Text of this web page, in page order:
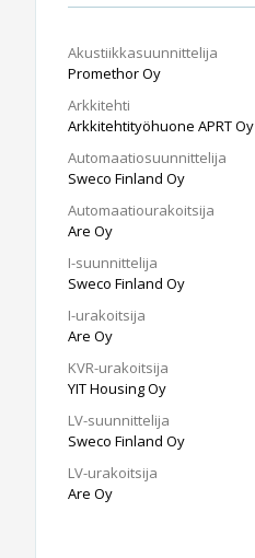
Akustiikkasuunnittelija
Promethor Oy
Arkkitehti
Arkkitehtityöhuone APRT Oy
Automaatiosuunnittelija
Sweco Finland Oy
Automaatiourakoitsija
Are Oy
I-suunnittelija
Sweco Finland Oy
I-urakoitsija
Are Oy
KVR-urakoitsija
YIT Housing Oy
LV-suunnittelija
Sweco Finland Oy
LV-urakoitsija
Are Oy